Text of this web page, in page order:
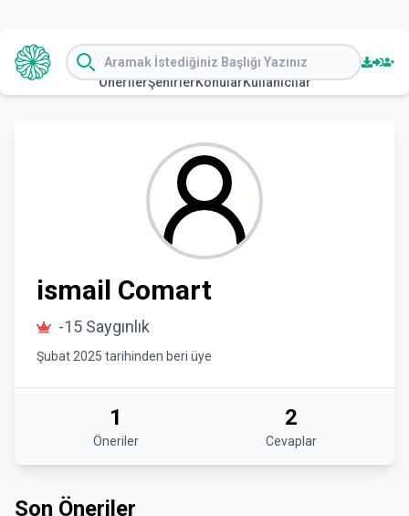
ÖnerilerŞehirlerKonularKullanıcılar
ismail Comart
-15 Saygınlık
Şubat 2025 tarihinden beri üye
1
Öneriler
2
Cevaplar
Son Öneriler